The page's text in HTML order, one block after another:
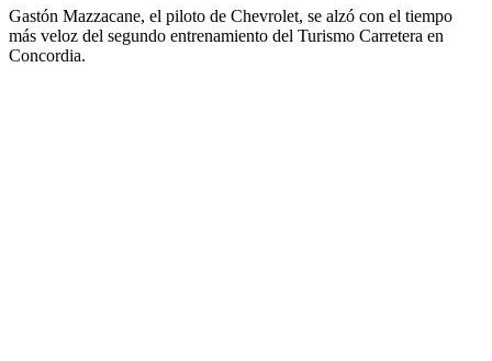
Gastón Mazzacane, el piloto de Chevrolet, se alzó con el tiempo
más veloz del segundo entrenamiento del Turismo Carretera en
Concordia.